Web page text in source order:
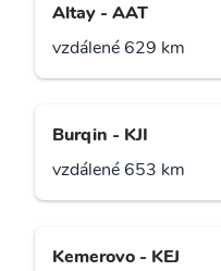
Altay - AAT
vzdálené 629 km
Burqin - KJI
vzdálené 653 km
Kemerovo - KEJ